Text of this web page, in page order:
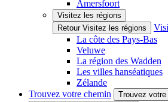
Amersfoort
Visitez les régions
Retour Visitez les régions
La côte des Pays-Bas
Veluwe
La région des Wadden
Les villes hanséatiques
Zélande
Trouvez votre chemin
Trouvez